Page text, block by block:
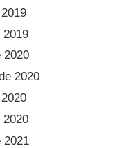
2020
2020
2021